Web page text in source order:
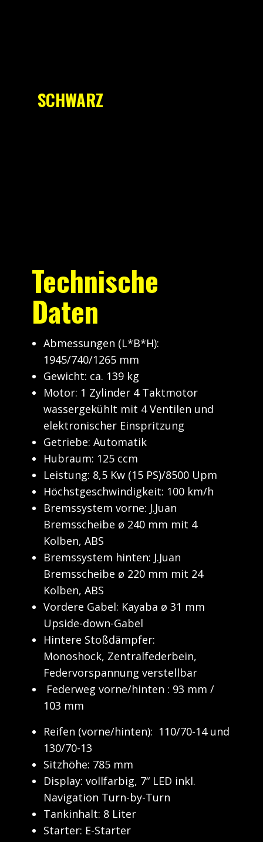
SCHWARZ
Technische
Daten
Abmessungen (L*B*H): ​
1945/740/1265 mm
Gewicht: ca. 139 kg
Motor: ​1 Zylinder 4 Taktmotor
wassergekühlt mit 4 Ventilen und
elektronischer Einspritzung
Getriebe: Automatik
Hubraum: 125 ccm
Leistung: ​8,5 Kw (15 PS)/8500 Upm
Höchstgeschwindigkeit: 100 km/h
Bremssystem vorne: ​J.Juan
Bremsscheibe ø 240 mm mit 4
Kolben, ABS
Bremssystem hinten:​ ​J.Juan
Bremsscheibe ø 220 mm mit 24
Kolben, ABS
Vordere Gabel: ​Kayaba ø 31 mm
Upside-down-Gabel
Hintere Stoßdämpfer:
Monoshock, Zentralfederbein,
Federvorspannung verstellbar
Federweg vorne/hinten : 93 mm /
103 mm
Reifen (vorne/hinten): 110/70-14 und
130/70-13
Sitzhöhe: 785 mm
Display: ​​vollfarbig, 7“ LED inkl.
Navigation Turn-by-Turn
Tankinhalt: 8 Liter
Starter: E-Starter